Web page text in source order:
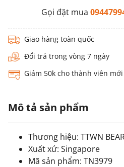
Gọi đặt mua
Giao hàng toàn quốc
Đổi trả trong vòng 7 ngày
Giảm 50k cho thành viên mới
Mô tả sản phẩm
Thương hiệu: TTWN
Xuất xứ: Singapore
Mã sản phẩm: TN3979